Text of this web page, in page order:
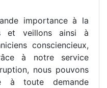
importance à la
et veillons ainsi à
consciencieux,
à notre service
nous pouvons
à toute demande